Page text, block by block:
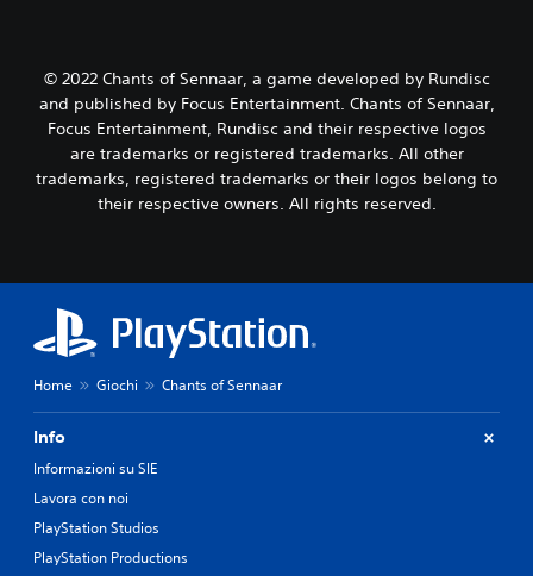
© 2022 Chants of Sennaar, a game developed by Rundisc
and published by Focus Entertainment. Chants of Sennaar,
Focus Entertainment, Rundisc and their respective logos
are trademarks or registered trademarks. All other
trademarks, registered trademarks or their logos belong to
their respective owners. All rights reserved.
Home Giochi Chants of Sennaar
Info
Informazioni su SIE
Lavora con noi
PlayStation Studios
PlayStation Productions